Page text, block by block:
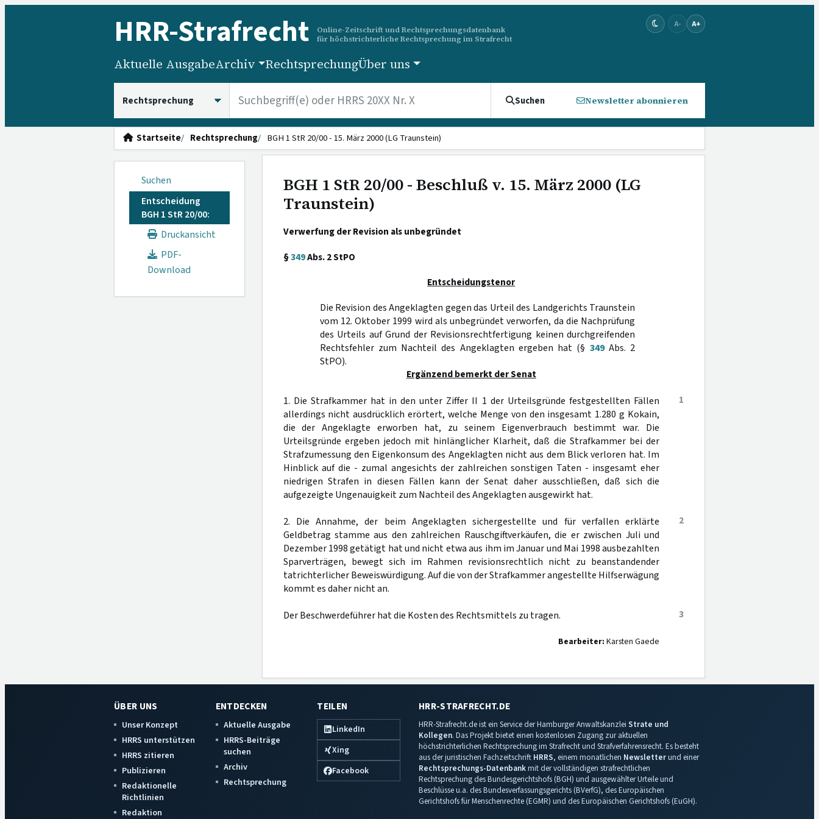
HRR-Strafrecht
Online-Zeitschrift und Rechtsprechungsdatenbank
für höchstrichterliche Rechtsprechung im Strafrecht
A- A+
Aktuelle AusgabeArchiv RechtsprechungÜber uns
Suchen Newsletter abonnieren
Startseite Rechtsprechung BGH 1 StR 20/00 - 15. März 2000 (LG Traunstein)
Suchen
Entscheidung
BGH 1 StR 20/00:
Druckansicht
PDF-
Download
BGH 1 StR 20/00 - Beschluß v. 15. März 2000 (LG
Traunstein)
Verwerfung der Revision als unbegründet
§349Abs. 2 StPO
Entscheidungstenor
Die Revision des Angeklagten gegen das Urteil des Landgerichts Traunstein
vom 12. Oktober 1999 wird als unbegründet verworfen, da die Nachprüfung
des Urteils auf Grund der Revisionsrechtfertigung keinen durchgreifenden
Rechtsfehler zum Nachteil des Angeklagten ergeben hat (§ 349Abs. 2
StPO).
Ergänzend bemerkt der Senat
1
1. Die Strafkammer hat in den unter Ziffer II 1 der Urteilsgründe festgestellten Fällen
allerdings nicht ausdrücklich erörtert, welche Menge von den insgesamt 1.280 g Kokain,
die der Angeklagte erworben hat, zu seinem Eigenverbrauch bestimmt war. Die
Urteilsgründe ergeben jedoch mit hinlänglicher Klarheit, daß die Strafkammer bei der
Strafzumessung den Eigenkonsum des Angeklagten nicht aus dem Blick verloren hat. Im
Hinblick auf die - zumal angesichts der zahlreichen sonstigen Taten - insgesamt eher
niedrigen Strafen in diesen Fällen kann der Senat daher ausschließen, daß sich die
aufgezeigte Ungenauigkeit zum Nachteil des Angeklagten ausgewirkt hat.
2
2. Die Annahme, der beim Angeklagten sichergestellte und für verfallen erklärte
Geldbetrag stamme aus den zahlreichen Rauschgiftverkäufen, die er zwischen Juli und
Dezember 1998 getätigt hat und nicht etwa aus ihm im Januar und Mai 1998 ausbezahlten
Sparverträgen, bewegt sich im Rahmen revisionsrechtlich nicht zu beanstandender
tatrichterlicher Beweiswürdigung. Auf die von der Strafkammer angestellte Hilfserwägung
kommt es daher nicht an.
3
Der Beschwerdeführer hat die Kosten des Rechtsmittels zu tragen.
Bearbeiter: Karsten Gaede
ÜBER UNS
Unser Konzept
HRRS unterstützen
HRRS zitieren
Publizieren
Redaktionelle
Richtlinien
Redaktion
ENTDECKEN
Aktuelle Ausgabe
HRRS-Beiträge
suchen
Archiv
Rechtsprechung
TEILEN
LinkedIn
Xing
Facebook
HRR-STRAFRECHT.DE
HRR-Strafrecht.de ist ein Service der Hamburger Anwaltskanzlei Strate und
Kollegen. Das Projekt bietet einen kostenlosen Zugang zur aktuellen
höchstrichterlichen Rechtsprechung im Strafrecht und Strafverfahrensrecht. Es besteht
aus der juristischen Fachzeitschrift HRRS, einem monatlichen Newsletterund einer
Rechtsprechungs-Datenbankmit der vollständigen strafrechtlichen
Rechtsprechung des Bundesgerichtshofs (BGH) und ausgewählter Urteile und
Beschlüsse u.a. des Bundesverfassungsgerichts (BVerfG), des Europäischen
Gerichtshofs für Menschenrechte (EGMR) und des Europäischen Gerichtshofs (EuGH).